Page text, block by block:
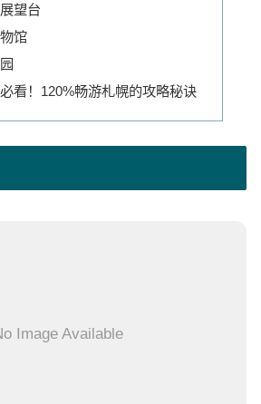
望台
馆
看！120%畅游札幌的攻略秘诀
Image Available